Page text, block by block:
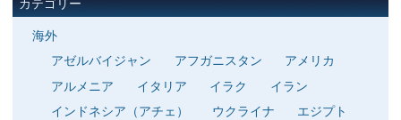
カテゴリー
海外
アゼルバイジャン
アフガニスタン
アメリカ
アルメニア
イタリア イラク
イラン
インドネシア（アチェ）
ウクライナ
エジプト